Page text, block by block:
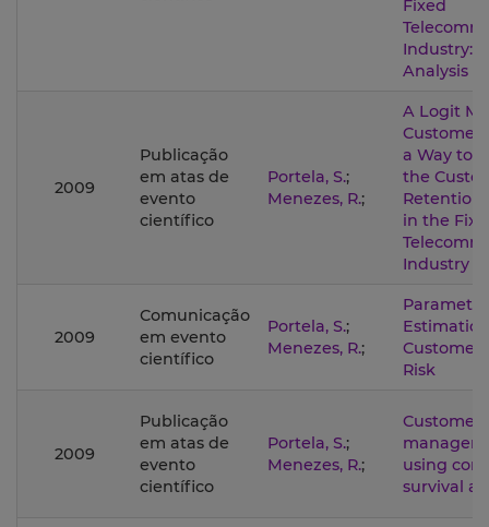
Fixed
Industry:
Analysis
2009
Publicação
em atas de
evento
científico
Portela, S.;
Menezes, R.;
A Logit
Customer
a Way to
the
Retention
in the
Industry
2009
Comunicação
em evento
científico
Portela, S.;
Menezes, R.;
Customer
Risk
2009
Publicação
em atas de
evento
científico
Portela, S.;
Menezes, R.;
Customer
using
survival